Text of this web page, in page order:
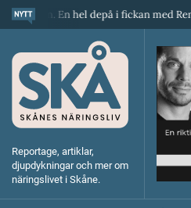
En hel depå i fickan med Renta Easy.
Reportage, artiklar,
djupdykningar och mer om
näringslivet i Skåne.